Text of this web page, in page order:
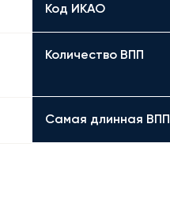
Код ИКАО
Количество ВПП
Самая длинная ВПП